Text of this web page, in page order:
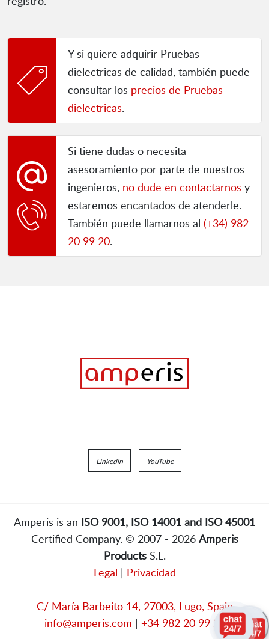
Y si quiere adquirir Pruebas
dielectricas de calidad, también puede
consultar los precios de Pruebas
dielectricas.
Si tiene dudas o necesita
asesoramiento por parte de nuestros
ingenieros, no dude en contactarnos y
estaremos encantados de atenderle.
También puede llamarnos al (+34) 982
20 99 20.
Linkedin YouTube
Amperis is an ISO 9001, ISO 14001 and ISO 45001
Certified Company. © 2007 - 2026 Amperis
ProductsS.L.
Legal | Privacidad
C/ María Barbeito 14, 27003, Lugo, Spain
info@amperis.com | +34 982 20 99 20